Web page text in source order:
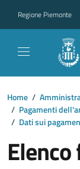
Regione Piemonte
Home /
/ Pagamenti
/ Dati sui